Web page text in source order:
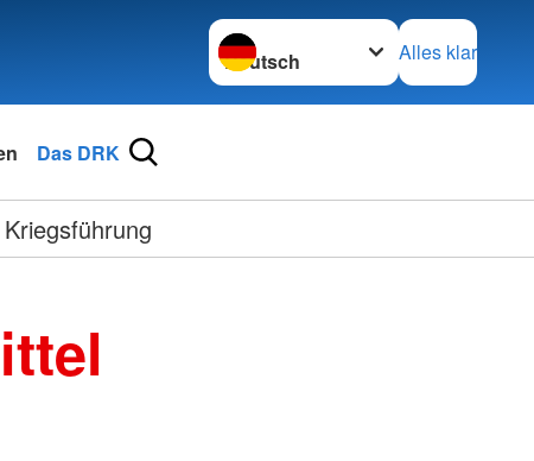
Sprache wechseln zu
Alles klar
Das DRK